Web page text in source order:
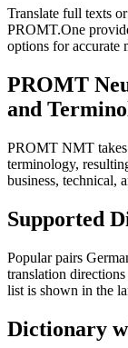
Translate full texts
PROMT.One
options for accurate
PROMT
and
PROMT NMT takes
terminology,
business, technical,
Supported
Popular pairs
translation
list is shown in the
Dictionary